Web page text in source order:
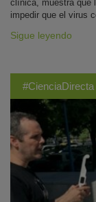
clínica, muestra que
impedir que el virus
Sigue leyendo
#CienciaDirecta